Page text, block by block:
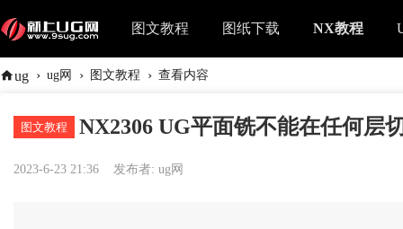
图文教程 图纸下载 NX教程
ug › ug网 › 图文教程 › 查看内容
图文教程 NX2306 UG平面铣不能在任何层
2023-6-23 21:36 发布者: ug网